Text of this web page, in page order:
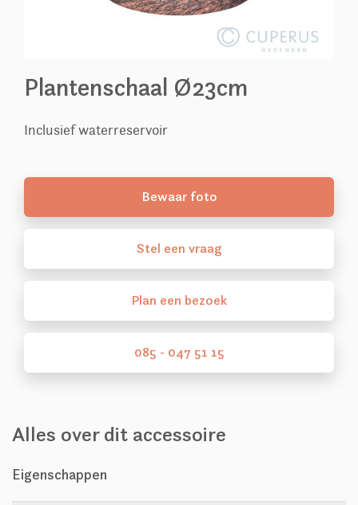
Plantenschaal Ø23cm
Inclusief waterreservoir
Bewaar foto
Stel een vraag
Plan een bezoek
085 - 047 51 15
Alles over dit accessoire
Eigenschappen